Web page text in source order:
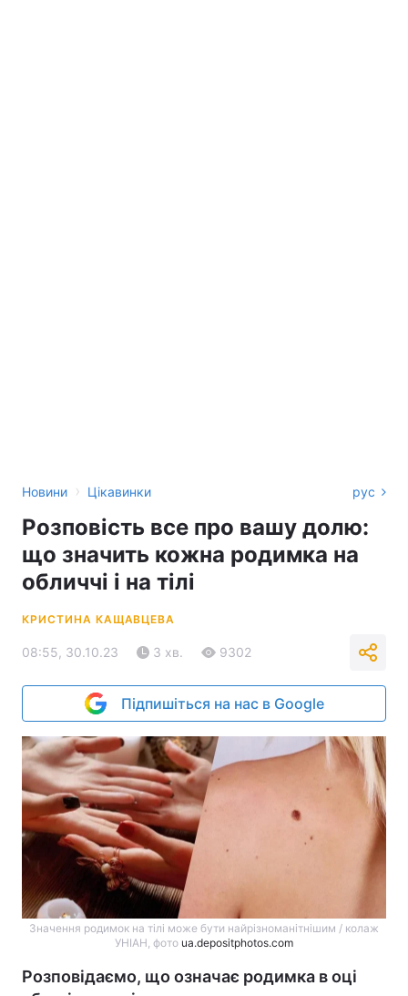
Новини › Цікавинки рус
Розповість все про вашу долю:
що значить кожна родимка на
обличчі і на тілі
КРИСТИНА КАЩАВЦЕВА
08:55, 30.10.23 3 хв. 9302
Підпишіться на нас в Google
Значення родимок на тілі може бути найрізноманітнішим / колаж
УНІАН, фото ua.depositphotos.com
Розповідаємо, що означає родимка в оці